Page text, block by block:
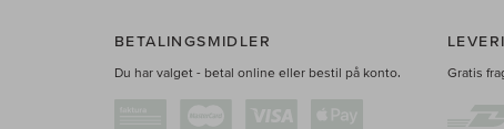
BETALINGSMIDLER
Du har valget - betal online eller bestil på konto. Gratis